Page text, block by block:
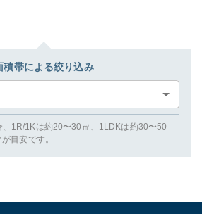
積帯による絞り込み
1R/1Kは約20〜30㎡、1LDKは約30〜50
目安です。